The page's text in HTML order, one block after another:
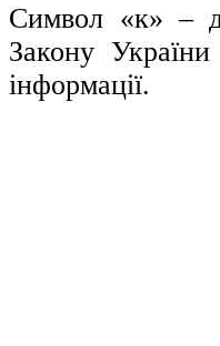
Символ «к» –
ЗаконуУкраїни
інформації.